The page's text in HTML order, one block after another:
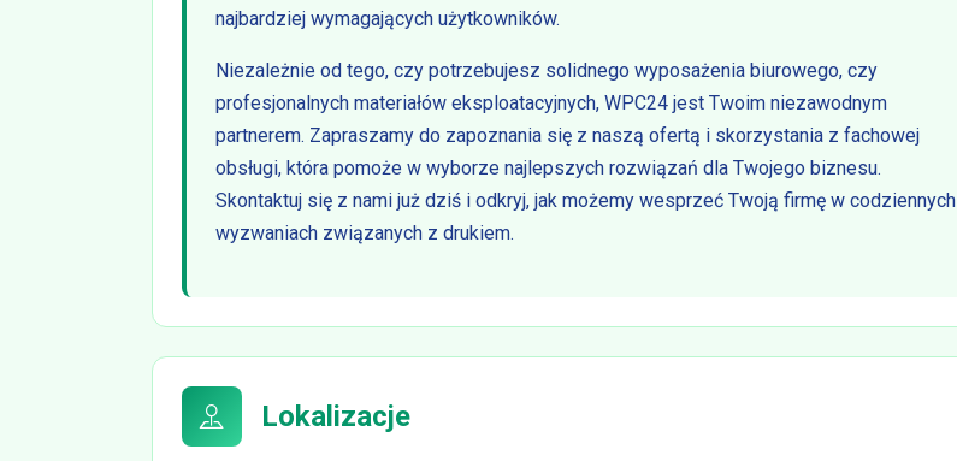
najbardziej wymagających użytkowników.
Niezależnie od tego, czy potrzebujesz solidnego wyposażenia biurowego, czy
profesjonalnych materiałów eksploatacyjnych, WPC24 jest Twoim niezawodnym
partnerem. Zapraszamy do zapoznania się z naszą ofertą i skorzystania z fachowej
obsługi, która pomoże w wyborze najlepszych rozwiązań dla Twojego biznesu.
Skontaktuj się z nami już dziś i odkryj, jak możemy wesprzeć Twoją firmę w codziennych
wyzwaniach związanych z drukiem.
Lokalizacje